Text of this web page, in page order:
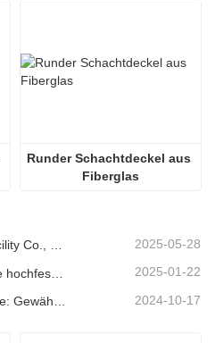
Runder Schachtdeckel aus
Fiberglas
Liaocheng Runyu Road Facility Co., Ltd.: Ein zuverlässiger Hersteller von Schachtabdeckungen für eine sicherere städtische Infrastruktur 2025-05-28
2025-01-22
2024-10-17